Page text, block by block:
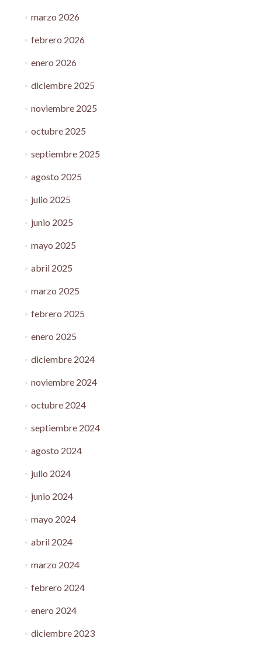
marzo 2026
febrero 2026
enero 2026
diciembre 2025
noviembre 2025
octubre 2025
septiembre 2025
agosto 2025
julio 2025
junio 2025
mayo 2025
abril 2025
marzo 2025
febrero 2025
enero 2025
diciembre 2024
noviembre 2024
octubre 2024
septiembre 2024
agosto 2024
julio 2024
junio 2024
mayo 2024
abril 2024
marzo 2024
febrero 2024
enero 2024
diciembre 2023